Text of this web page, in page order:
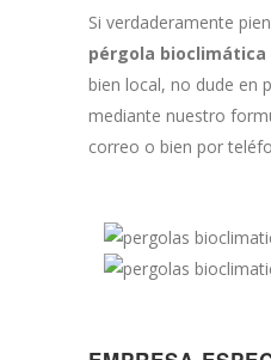
Si verdaderamente
pérgola bioclimática
bien local, no dude en
mediante nuestro
correo o bien por